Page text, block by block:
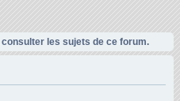
les sujets de ce forum.